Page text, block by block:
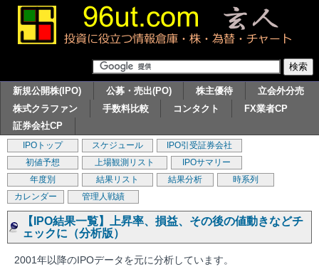
新規公開株(IPO) 公募・売出(PO) 株主優待
立会外分売
株式クラファン
手数料比較 コンタクト
FX業者CP
証券会社CP
IPOトップ スケジュール
IPO引受証券会社
初値予想
上場観測リスト
IPOサマリー
年度別
結果リスト 結果分析
時系列
カレンダー
管理人戦績
【IPO結果一覧】上昇率、損益、その後の値動きなどチ
ェックに（分析版）
2001年以降のIPOデータを元に分析しています。